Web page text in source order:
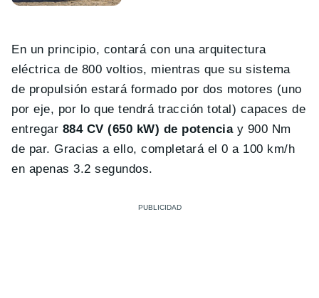
En un principio, contará con una arquitectura
eléctrica de 800 voltios, mientras que su sistema
de propulsión estará formado por dos motores (uno
por eje, por lo que tendrá tracción total) capaces de
entregar 884 CV (650 kW) de potenciay 900 Nm
de par. Gracias a ello, completará el 0 a 100 km/h
en apenas 3.2 segundos.